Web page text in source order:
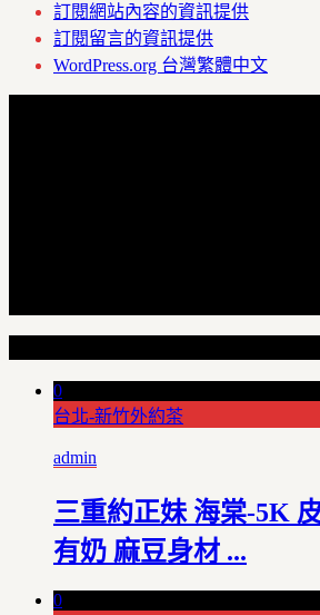
訂閱網站內容的資訊提供
訂閱留言的資訊提供
WordPress.org 台灣繁體中文
0
台北-新竹外約茶
admin
三重約正妹 海棠-5K
有奶 麻豆身材 ...
0